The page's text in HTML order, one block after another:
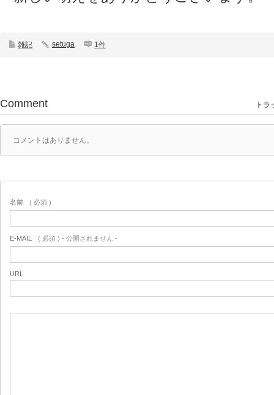
雑記 setuga 1件
Comment トラ
コメントはありません。
名前 ( 必須 )
E-MAIL ( 必須 ) - 公開されません -
URL